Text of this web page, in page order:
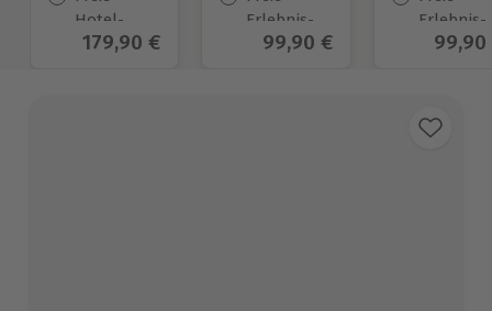
Hotel-
Auswahl
Aktueller Preis
179,90 €
Erlebnis-
Auswahl
Aktueller Preis
99,90 €
Erlebnis-
Auswahl
99,90